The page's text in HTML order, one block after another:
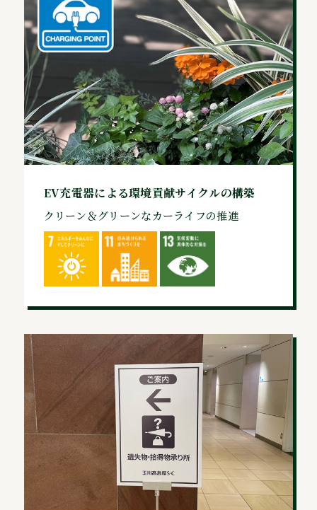
EV充電器による環境貢献サイクルの構築
クリーン＆グリーンなカーライフの推進